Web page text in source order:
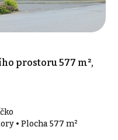
prostoru 577 m²,
• Plocha 577 m²